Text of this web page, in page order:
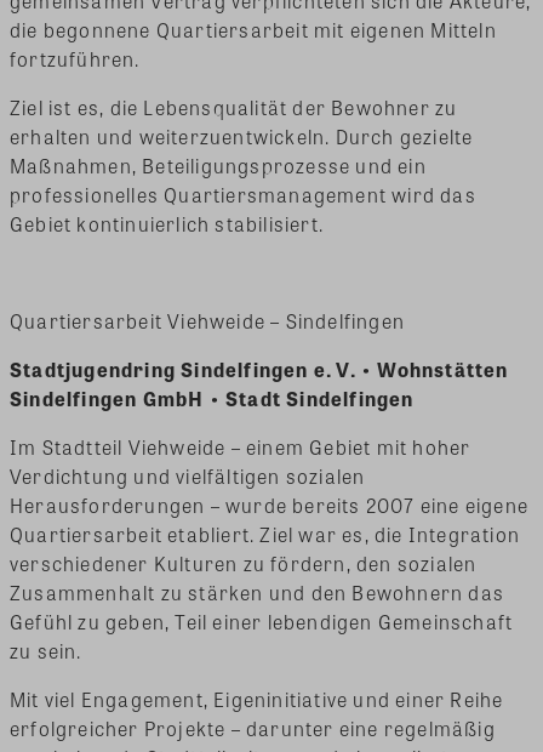
die begonnene Quartiersarbeit mit eigenen Mitteln
fortzuführen.
Ziel ist es, die Lebensqualität der Bewohner zu
erhalten und weiterzuentwickeln. Durch gezielte
Maßnahmen, Beteiligungsprozesse und ein
professionelles Quartiersmanagement wird das
Gebiet kontinuierlich stabilisiert.
Quartiersarbeit Viehweide – Sindelfingen
Stadtjugendring Sindelfingen e. V. • Wohnstätten
Sindelfingen GmbH • Stadt Sindelfingen
Im Stadtteil Viehweide – einem Gebiet mit hoher
Verdichtung und vielfältigen sozialen
Herausforderungen – wurde bereits 2007 eine eigene
Quartiersarbeit etabliert. Ziel war es, die Integration
verschiedener Kulturen zu fördern, den sozialen
Zusammenhalt zu stärken und den Bewohnern das
Gefühl zu geben, Teil einer lebendigen Gemeinschaft
zu sein.
Mit viel Engagement, Eigeninitiative und einer Reihe
erfolgreicher Projekte – darunter eine regelmäßig